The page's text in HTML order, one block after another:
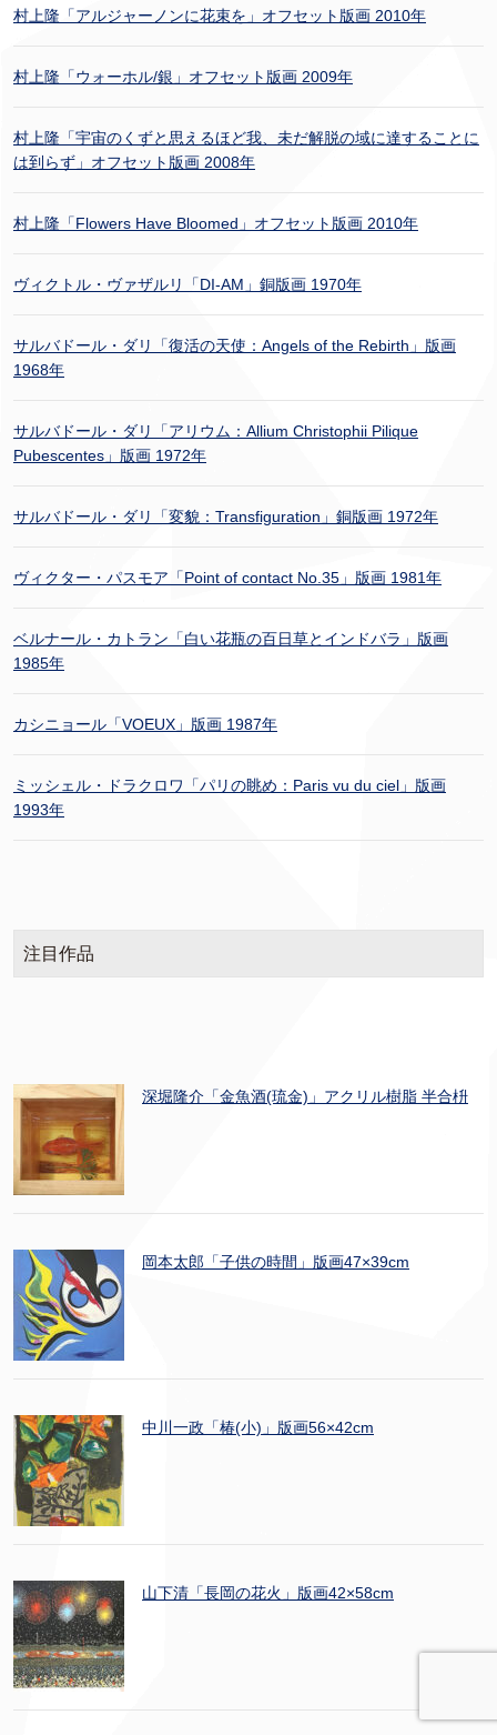
村上隆「アルジャーノンに花束を」オフセット版画 2010年
村上隆「ウォーホル/銀」オフセット版画 2009年
村上隆「宇宙のくずと思えるほど我、未だ解脱の域に達することに
は到らず」オフセット版画 2008年
村上隆「Flowers Have Bloomed」オフセット版画 2010年
ヴィクトル・ヴァザルリ「DI-AM」銅版画 1970年
サルバドール・ダリ「復活の天使：Angels of the Rebirth」版画
1968年
サルバドール・ダリ「アリウム：Allium Christophii Pilique
Pubescentes」版画 1972年
サルバドール・ダリ「変貌：Transfiguration」銅版画 1972年
ヴィクター・パスモア「Point of contact No.35」版画 1981年
ベルナール・カトラン「白い花瓶の百日草とインドバラ」版画
1985年
カシニョール「VOEUX」版画 1987年
ミッシェル・ドラクロワ「パリの眺め：Paris vu du ciel」版画
1993年
注目作品
深堀隆介「金魚酒(琉金)」アクリル樹脂 半合枡
岡本太郎「子供の時間」版画47×39cm
中川一政「椿(小)」版画56×42cm
山下清「長岡の花火」版画42×58cm